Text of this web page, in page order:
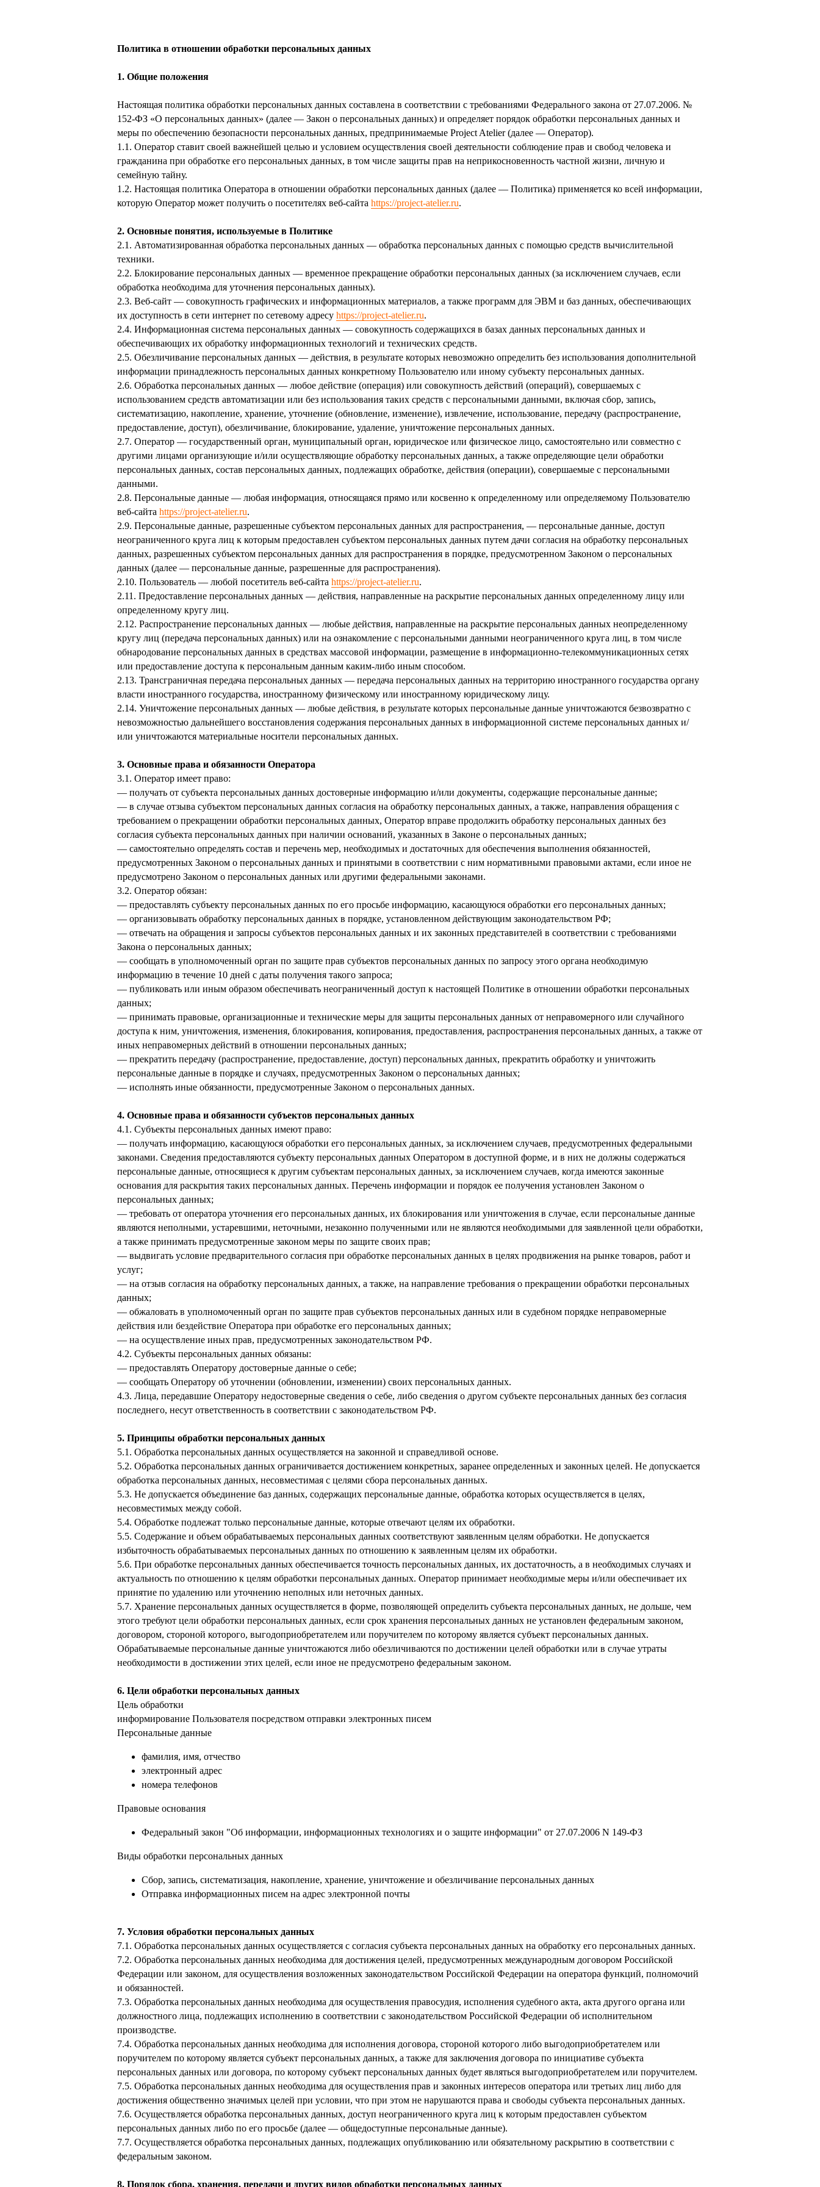
Политика в отношении обработки персональных данных
1. Общие положения
Настоящая политика обработки персональных данных составлена в соответствии с требованиями Федерального закона от 27.07.2006. №
152-ФЗ «О персональных данных» (далее — Закон о персональных данных) и определяет порядок обработки персональных данных и
меры по обеспечению безопасности персональных данных, предпринимаемые Project Atelier (далее — Оператор).
1.1. Оператор ставит своей важнейшей целью и условием осуществления своей деятельности соблюдение прав и свобод человека и
гражданина при обработке его персональных данных, в том числе защиты прав на неприкосновенность частной жизни, личную и
семейную тайну.
1.2. Настоящая политика Оператора в отношении обработки персональных данных (далее — Политика) применяется ко всей информации,
которую Оператор может получить о посетителях веб-сайта https://project-atelier.ru.
2. Основные понятия, используемые в Политике
2.1. Автоматизированная обработка персональных данных — обработка персональных данных с помощью средств вычислительной
техники.
2.2. Блокирование персональных данных — временное прекращение обработки персональных данных (за исключением случаев, если
обработка необходима для уточнения персональных данных).
2.3. Веб-сайт — совокупность графических и информационных материалов, а также программ для ЭВМ и баз данных, обеспечивающих
их доступность в сети интернет по сетевому адресу https://project-atelier.ru.
2.4. Информационная система персональных данных — совокупность содержащихся в базах данных персональных данных и
обеспечивающих их обработку информационных технологий и технических средств.
2.5. Обезличивание персональных данных — действия, в результате которых невозможно определить без использования дополнительной
информации принадлежность персональных данных конкретному Пользователю или иному субъекту персональных данных.
2.6. Обработка персональных данных — любое действие (операция) или совокупность действий (операций), совершаемых с
использованием средств автоматизации или без использования таких средств с персональными данными, включая сбор, запись,
систематизацию, накопление, хранение, уточнение (обновление, изменение), извлечение, использование, передачу (распространение,
предоставление, доступ), обезличивание, блокирование, удаление, уничтожение персональных данных.
2.7. Оператор — государственный орган, муниципальный орган, юридическое или физическое лицо, самостоятельно или совместно с
другими лицами организующие и/или осуществляющие обработку персональных данных, а также определяющие цели обработки
персональных данных, состав персональных данных, подлежащих обработке, действия (операции), совершаемые с персональными
данными.
2.8. Персональные данные — любая информация, относящаяся прямо или косвенно к определенному или определяемому Пользователю
веб-сайта https://project-atelier.ru.
2.9. Персональные данные, разрешенные субъектом персональных данных для распространения, — персональные данные, доступ
неограниченного круга лиц к которым предоставлен субъектом персональных данных путем дачи согласия на обработку персональных
данных, разрешенных субъектом персональных данных для распространения в порядке, предусмотренном Законом о персональных
данных (далее — персональные данные, разрешенные для распространения).
2.10. Пользователь — любой посетитель веб-сайта https://project-atelier.ru.
2.11. Предоставление персональных данных — действия, направленные на раскрытие персональных данных определенному лицу или
определенному кругу лиц.
2.12. Распространение персональных данных — любые действия, направленные на раскрытие персональных данных неопределенному
кругу лиц (передача персональных данных) или на ознакомление с персональными данными неограниченного круга лиц, в том числе
обнародование персональных данных в средствах массовой информации, размещение в информационно-телекоммуникационных сетях
или предоставление доступа к персональным данным каким-либо иным способом.
2.13. Трансграничная передача персональных данных — передача персональных данных на территорию иностранного государства органу
власти иностранного государства, иностранному физическому или иностранному юридическому лицу.
2.14. Уничтожение персональных данных — любые действия, в результате которых персональные данные уничтожаются безвозвратно с
невозможностью дальнейшего восстановления содержания персональных данных в информационной системе персональных данных и/
или уничтожаются материальные носители персональных данных.
3. Основные права и обязанности Оператора
3.1. Оператор имеет право:
— получать от субъекта персональных данных достоверные информацию и/или документы, содержащие персональные данные;
— в случае отзыва субъектом персональных данных согласия на обработку персональных данных, а также, направления обращения с
требованием о прекращении обработки персональных данных, Оператор вправе продолжить обработку персональных данных без
согласия субъекта персональных данных при наличии оснований, указанных в Законе о персональных данных;
— самостоятельно определять состав и перечень мер, необходимых и достаточных для обеспечения выполнения обязанностей,
предусмотренных Законом о персональных данных и принятыми в соответствии с ним нормативными правовыми актами, если иное не
предусмотрено Законом о персональных данных или другими федеральными законами.
3.2. Оператор обязан:
— предоставлять субъекту персональных данных по его просьбе информацию, касающуюся обработки его персональных данных;
— организовывать обработку персональных данных в порядке, установленном действующим законодательством РФ;
— отвечать на обращения и запросы субъектов персональных данных и их законных представителей в соответствии с требованиями
Закона о персональных данных;
— сообщать в уполномоченный орган по защите прав субъектов персональных данных по запросу этого органа необходимую
информацию в течение 10 дней с даты получения такого запроса;
— публиковать или иным образом обеспечивать неограниченный доступ к настоящей Политике в отношении обработки персональных
данных;
— принимать правовые, организационные и технические меры для защиты персональных данных от неправомерного или случайного
доступа к ним, уничтожения, изменения, блокирования, копирования, предоставления, распространения персональных данных, а также от
иных неправомерных действий в отношении персональных данных;
— прекратить передачу (распространение, предоставление, доступ) персональных данных, прекратить обработку и уничтожить
персональные данные в порядке и случаях, предусмотренных Законом о персональных данных;
— исполнять иные обязанности, предусмотренные Законом о персональных данных.
4. Основные права и обязанности субъектов персональных данных
4.1. Субъекты персональных данных имеют право:
— получать информацию, касающуюся обработки его персональных данных, за исключением случаев, предусмотренных федеральными
законами. Сведения предоставляются субъекту персональных данных Оператором в доступной форме, и в них не должны содержаться
персональные данные, относящиеся к другим субъектам персональных данных, за исключением случаев, когда имеются законные
основания для раскрытия таких персональных данных. Перечень информации и порядок ее получения установлен Законом о
персональных данных;
— требовать от оператора уточнения его персональных данных, их блокирования или уничтожения в случае, если персональные данные
являются неполными, устаревшими, неточными, незаконно полученными или не являются необходимыми для заявленной цели обработки,
а также принимать предусмотренные законом меры по защите своих прав;
— выдвигать условие предварительного согласия при обработке персональных данных в целях продвижения на рынке товаров, работ и
услуг;
— на отзыв согласия на обработку персональных данных, а также, на направление требования о прекращении обработки персональных
данных;
— обжаловать в уполномоченный орган по защите прав субъектов персональных данных или в судебном порядке неправомерные
действия или бездействие Оператора при обработке его персональных данных;
— на осуществление иных прав, предусмотренных законодательством РФ.
4.2. Субъекты персональных данных обязаны:
— предоставлять Оператору достоверные данные о себе;
— сообщать Оператору об уточнении (обновлении, изменении) своих персональных данных.
4.3. Лица, передавшие Оператору недостоверные сведения о себе, либо сведения о другом субъекте персональных данных без согласия
последнего, несут ответственность в соответствии с законодательством РФ.
5. Принципы обработки персональных данных
5.1. Обработка персональных данных осуществляется на законной и справедливой основе.
5.2. Обработка персональных данных ограничивается достижением конкретных, заранее определенных и законных целей. Не допускается
обработка персональных данных, несовместимая с целями сбора персональных данных.
5.3. Не допускается объединение баз данных, содержащих персональные данные, обработка которых осуществляется в целях,
несовместимых между собой.
5.4. Обработке подлежат только персональные данные, которые отвечают целям их обработки.
5.5. Содержание и объем обрабатываемых персональных данных соответствуют заявленным целям обработки. Не допускается
избыточность обрабатываемых персональных данных по отношению к заявленным целям их обработки.
5.6. При обработке персональных данных обеспечивается точность персональных данных, их достаточность, а в необходимых случаях и
актуальность по отношению к целям обработки персональных данных. Оператор принимает необходимые меры и/или обеспечивает их
принятие по удалению или уточнению неполных или неточных данных.
5.7. Хранение персональных данных осуществляется в форме, позволяющей определить субъекта персональных данных, не дольше, чем
этого требуют цели обработки персональных данных, если срок хранения персональных данных не установлен федеральным законом,
договором, стороной которого, выгодоприобретателем или поручителем по которому является субъект персональных данных.
Обрабатываемые персональные данные уничтожаются либо обезличиваются по достижении целей обработки или в случае утраты
необходимости в достижении этих целей, если иное не предусмотрено федеральным законом.
6. Цели обработки персональных данных
Цель обработки
информирование Пользователя посредством отправки электронных писем
Персональные данные
фамилия, имя, отчество
электронный адрес
номера телефонов
Правовые основания
Федеральный закон "Об информации, информационных технологиях и о защите информации" от 27.07.2006 N 149-ФЗ
Виды обработки персональных данных
Сбор, запись, систематизация, накопление, хранение, уничтожение и обезличивание персональных данных
Отправка информационных писем на адрес электронной почты
7. Условия обработки персональных данных
7.1. Обработка персональных данных осуществляется с согласия субъекта персональных данных на обработку его персональных данных.
7.2. Обработка персональных данных необходима для достижения целей, предусмотренных международным договором Российской
Федерации или законом, для осуществления возложенных законодательством Российской Федерации на оператора функций, полномочий
и обязанностей.
7.3. Обработка персональных данных необходима для осуществления правосудия, исполнения судебного акта, акта другого органа или
должностного лица, подлежащих исполнению в соответствии с законодательством Российской Федерации об исполнительном
производстве.
7.4. Обработка персональных данных необходима для исполнения договора, стороной которого либо выгодоприобретателем или
поручителем по которому является субъект персональных данных, а также для заключения договора по инициативе субъекта
персональных данных или договора, по которому субъект персональных данных будет являться выгодоприобретателем или поручителем.
7.5. Обработка персональных данных необходима для осуществления прав и законных интересов оператора или третьих лиц либо для
достижения общественно значимых целей при условии, что при этом не нарушаются права и свободы субъекта персональных данных.
7.6. Осуществляется обработка персональных данных, доступ неограниченного круга лиц к которым предоставлен субъектом
персональных данных либо по его просьбе (далее — общедоступные персональные данные).
7.7. Осуществляется обработка персональных данных, подлежащих опубликованию или обязательному раскрытию в соответствии с
федеральным законом.
8. Порядок сбора, хранения, передачи и других видов обработки персональных данных